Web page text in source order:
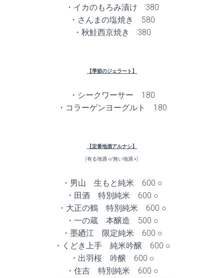
・イカのもろみ漬け 380
・さんまの塩焼き 580
・秋鮭西京焼き 380
【季節のジェラート】
・シークワーサー 180
・コラーゲンヨーグルト 180
【定番地酒アルナシ】
(有る地酒 ○/無い地酒 ×)
・男山 生もと純米 600 ○
・田酒 特別純米 600 ○
・大正の鶴 特別純米 600 ○
・一の蔵 本醸造 500 ○
・墨廼江 限定純米 600 ○
・くどき上手 純米吟醸 600 ○
・出羽桜 吟醸 600 ○
・住吉 特別純米 600 ○